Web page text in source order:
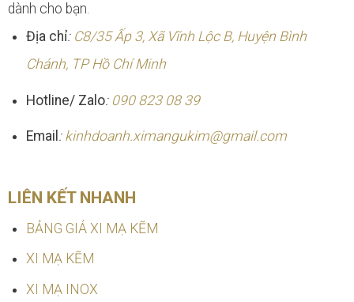
dành cho bạn.
Địa chỉ: C8/35 Ấp 3, Xã Vĩnh Lộc B, Huyện Bình
Chánh, TP Hồ Chí Minh
Hotline/ Zalo: 090 823 08 39
Email : kinhdoanh.ximangukim@gmail.com
LIÊN KẾT NHANH
BẢNG GIÁ XI MẠ KẼM
XI MẠ KẼM
XI MẠ INOX